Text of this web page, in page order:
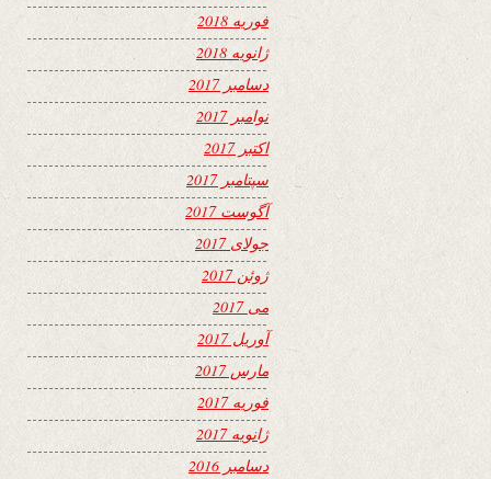
فوریه 2018
ژانویه 2018
دسامبر 2017
نوامبر 2017
اکتبر 2017
سپتامبر 2017
آگوست 2017
جولای 2017
ژوئن 2017
می 2017
آوریل 2017
مارس 2017
فوریه 2017
ژانویه 2017
دسامبر 2016